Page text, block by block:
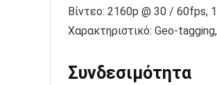
Βίντεο: 2160p @ 30 /
Χαρακτηριστικό: Geo-
Συνδεσιμότητα